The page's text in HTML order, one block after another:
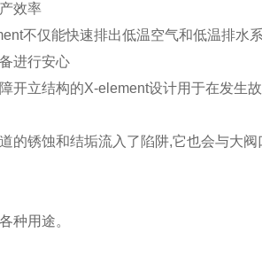
效率
不仅能快速排出低温空气和低温排水
进行安心
开立结构的X-element设计用于在发生
的锈蚀和结垢流入了陷阱,它也会与大
种用途。